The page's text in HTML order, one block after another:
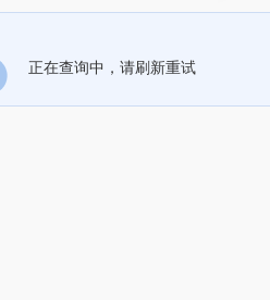
正在查询中，请刷新重试